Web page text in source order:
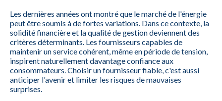
Les dernières années ont montré que le marché de l'énergie
peut être soumis à de fortes variations. Dans ce contexte, la
solidité financière et la qualité de gestion deviennent des
critères déterminants. Les fournisseurs capables de
maintenir un service cohérent, même en période de tension,
inspirent naturellement davantage confiance aux
consommateurs. Choisir un fournisseur fiable, c'est aussi
anticiper l'avenir et limiter les risques de mauvaises
surprises.